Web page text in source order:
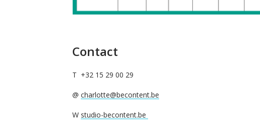
Contact
T +32 15 29 00 29
@ charlotte@becontent.be
W studio-becontent.be